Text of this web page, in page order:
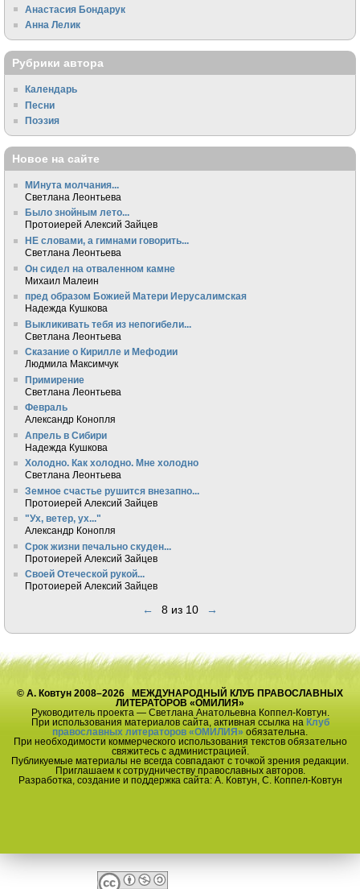
Анастасия Бондарук
Анна Лелик
Рубрики автора
Календарь
Песни
Поэзия
Новое на сайте
МИнута молчания...
Светлана Леонтьева
Было знойным лето...
Протоиерей Алексий Зайцев
НЕ словами, а гимнами говорить...
Светлана Леонтьева
Он сидел на отваленном камне
Михаил Малеин
пред образом Божией Матери Иерусалимская
Надежда Кушкова
Выкликивать тебя из непогибели...
Светлана Леонтьева
Сказание о Кирилле и Мефодии
Людмила Максимчук
Примирение
Светлана Леонтьева
Февраль
Александр Конопля
Апрель в Сибири
Надежда Кушкова
Холодно. Как холодно. Мне холодно
Светлана Леонтьева
Земное счастье рушится внезапно...
Протоиерей Алексий Зайцев
"Ух, ветер, ух..."
Александр Конопля
Срок жизни печально скуден...
Протоиерей Алексий Зайцев
Своей Отеческой рукой...
Протоиерей Алексий Зайцев
← 8 из 10 →
© А. Ковтун 2008–2026 МЕЖДУНАРОДНЫЙ КЛУБ ПРАВОСЛАВНЫХ
ЛИТЕРАТОРОВ «ОМИЛИЯ»
Руководитель проекта — Светлана Анатольевна Коппел-Ковтун.
При использования материалов сайта, активная ссылка на Клуб
православных литераторов «ОМИЛИЯ» обязательна.
При необходимости коммерческого использования текстов обязательно
свяжитесь с администрацией.
Публикуемые материалы не всегда совпадают с точкой зрения редакции.
Приглашаем к сотрудничеству православных авторов.
Разработка, создание и поддержка сайта: А. Ковтун, С. Коппел-Ковтун